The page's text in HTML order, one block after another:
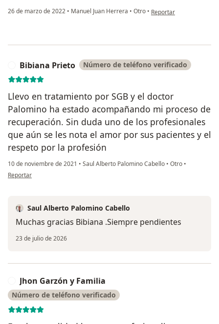
26 de marzo de 2022 • Manuel Juan Herrera • Otro • en opinión del usuario
Reportar
Bibiana Prieto Número de teléfono verificado
Llevo en tratamiento por SGB y el doctor
Palomino ha estado acompañando mi proceso de
recuperación. Sin duda uno de los profesionales
que aún se les nota el amor por sus pacientes y el
respeto por la profesión
10 de noviembre de 2021 • Saul Alberto Palomino Cabello • Otro •
en opinión del usuario Bibiana Prieto
Reportar
Saul Alberto Palomino Cabello
Muchas gracias Bibiana .Siempre pendientes
23 de julio de 2026
Jhon Garzón y Familia
Número de teléfono verificado